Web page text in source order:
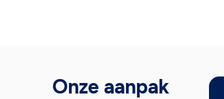
Onze aanpak